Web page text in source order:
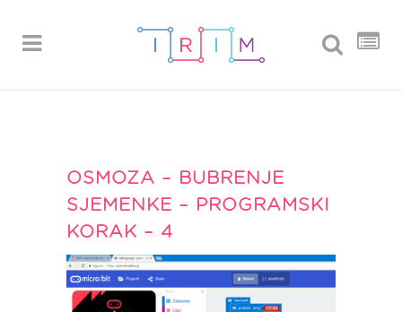
OSMOZA – BUBRENJE
SJEMENKE – PROGRAMSKI
KORAK – 4